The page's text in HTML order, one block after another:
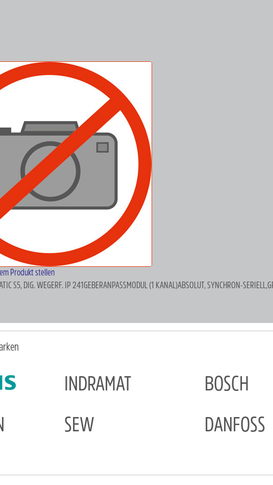
Produkt stellen
S5, DIG. WEGERF. IP 241GEBERANPASSMODUL (1 KANAL)ABSOLUT, SYNCHRON-
INDRAMAT BOSCH
SEW DANFOSS